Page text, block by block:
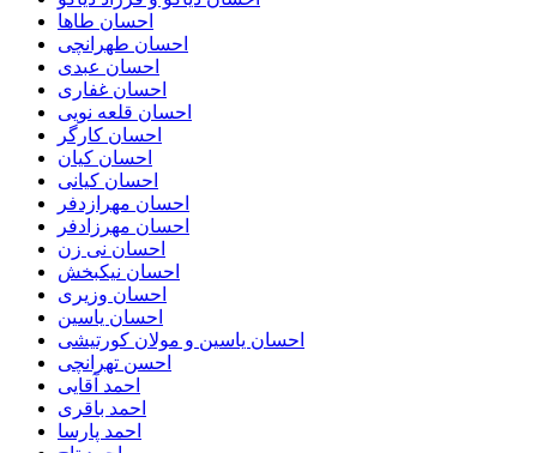
احسان طاها
احسان طهرانچی
احسان عبدی
احسان غفاری
احسان قلعه نویی
احسان کارگر
احسان کیان
احسان کیانی
احسان مهرازدفر
احسان مهرزادفر
احسان نی زن
احسان نیکبخش
احسان وزیری
احسان یاسین
احسان یاسین و مولان کورتیشی
احسن تهرانچی
احمد آقایی
احمد باقری
احمد پارسا